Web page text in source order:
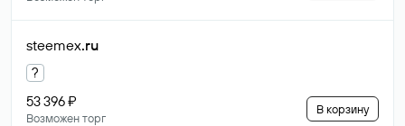
steemex.ru
?
53 396 ₽
Возможен торг
В корзину